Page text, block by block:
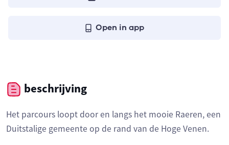
Open in app
beschrijving
Het parcours loopt door en langs het mooie Raeren, een
Duitstalige gemeente op de rand van de Hoge Venen.